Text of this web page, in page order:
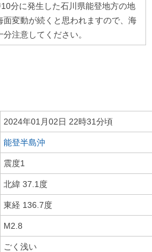
分に発生した石川県能登地方の地
変動が続くと思われますので、海
注意してください。
2024年01月02日 22時31分頃
能登半島沖
震度1
北緯 37.1度
東経 136.7度
M2.8
ごく浅い